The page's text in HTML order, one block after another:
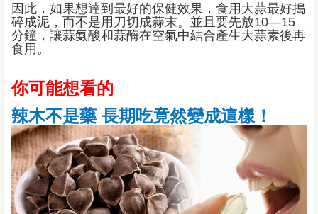
因此，如果想達到最好的保健效果，食用大蒜最好搗
碎成泥，而不是用刀切成蒜末。並且要先放10—15
分鐘，讓蒜氨酸和蒜酶在空氣中結合產生大蒜素後再
食用。
你可能想看的
辣木不是藥 長期吃竟然變成這樣！